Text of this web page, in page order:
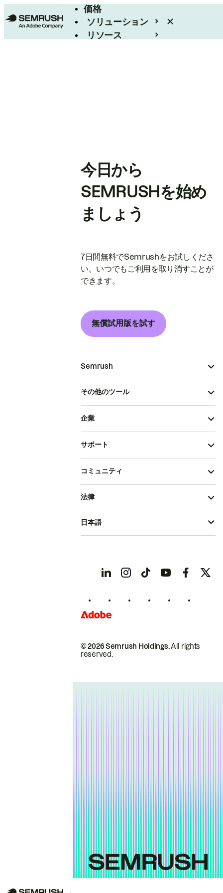
価格
ソリューション
リソース
今日から
SEMRUSHを始め
ましょう
7日間無料でSemrushをお試しくださ
い。いつでもご利用を取り消すことが
できます。
無償試用版を試す
Semrush
その他のツール
企業
サポート
コミュニティ
© 2026 Semrush Holdings.All rights
reserved.
法律
日本語